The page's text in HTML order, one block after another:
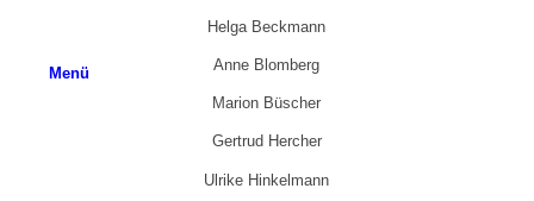
Menü
Helga Beckmann
Anne Blomberg
Marion Büscher
Gertrud Hercher
Ulrike Hinkelmann